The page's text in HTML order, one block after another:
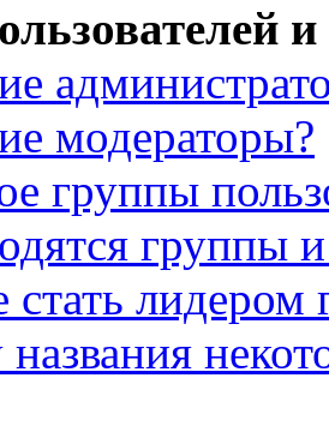
модераторы?
группы
группы
стать лидером